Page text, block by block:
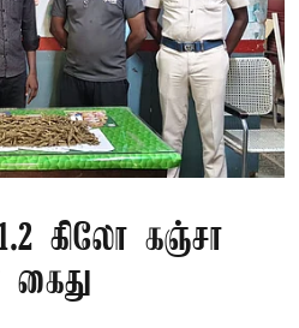
1.2 கிலோ கஞ்சா
கைது